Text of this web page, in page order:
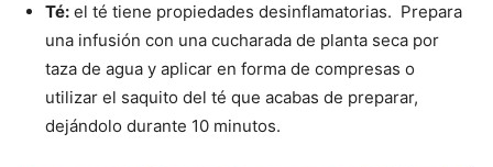
Té: el té tiene propiedades desinflamatorias. Prepara
una infusión con una cucharada de planta seca por
taza de agua y aplicar en forma de compresas o
utilizar el saquito del té que acabas de preparar,
dejándolo durante 10 minutos.